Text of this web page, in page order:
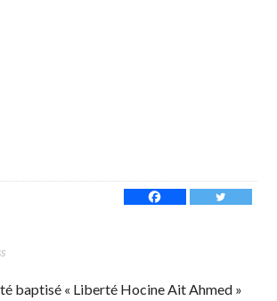
baptisé « Liberté Hocine Ait Ahmed »